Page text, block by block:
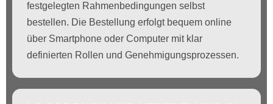
festgelegten Rahmenbedingungen selbst
bestellen. Die Bestellung erfolgt bequem online
über Smartphone oder Computer mit klar
definierten Rollen und Genehmigungsprozessen.